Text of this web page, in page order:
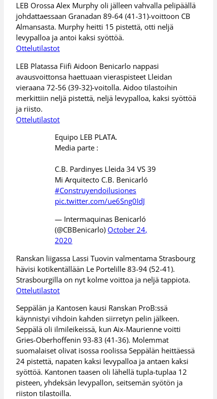
LEB Orossa Alex Murphy oli jälleen vahvalla pelipäällä
johdattaessaan Granadan 89-64 (41-31)-voittoon CB
Almansasta. Murphy heitti 15 pistettä, otti neljä
levypalloa ja antoi kaksi syöttöä.
Ottelutilastot
LEB Platassa Fiifi Aidoon Benicarlo nappasi
avausvoittonsa haettuaan vieraspisteet Lleidan
vieraana 72-56 (39-32)-voitolla. Aidoo tilastoihin
merkittiin neljä pistettä, neljä levypalloa, kaksi syöttöä
ja riisto.
Ottelutilastot
Equipo LEB PLATA.
Media parte :
C.B. Pardinyes Lleida 34 VS 39
Mi Arquitecto C.B. Benicarló
#Construyendoilusiones
pic.twitter.com/ue6Sng0IdJ
— Intermaquinas Benicarló
(@CBBenicarlo) October 24,
2020
Ranskan liigassa Lassi Tuovin valmentama Strasbourg
hävisi kotikentällään Le Portelille 83-94 (52-41).
Strasbourgilla on nyt kolme voittoa ja neljä tappiota.
Ottelutilastot
Seppälän ja Kantosen kausi Ranskan ProB:ssä
käynnistyi vihdoin kahden siirretyn pelin jälkeen.
Seppälä oli ilmileikeissä, kun Aix-Maurienne voitti
Gries-Oberhoffenin 93-83 (41-36). Molemmat
suomalaiset olivat isossa roolissa Seppälän heittäessä
24 pistettä, napaten kaksi levypalloa ja antaen kaksi
syöttöä. Kantonen taasen oli lähellä tupla-tuplaa 12
pisteen, yhdeksän levypallon, seitsemän syötön ja
riiston tilastoilla.